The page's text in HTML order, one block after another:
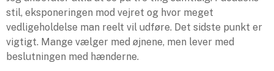
stil, eksponeringen mod vejret og hvor meget
vedligeholdelse man reelt vil udføre. Det sidste punkt er
vigtigt. Mange vælger med øjnene, men lever med
beslutningen med hænderne.